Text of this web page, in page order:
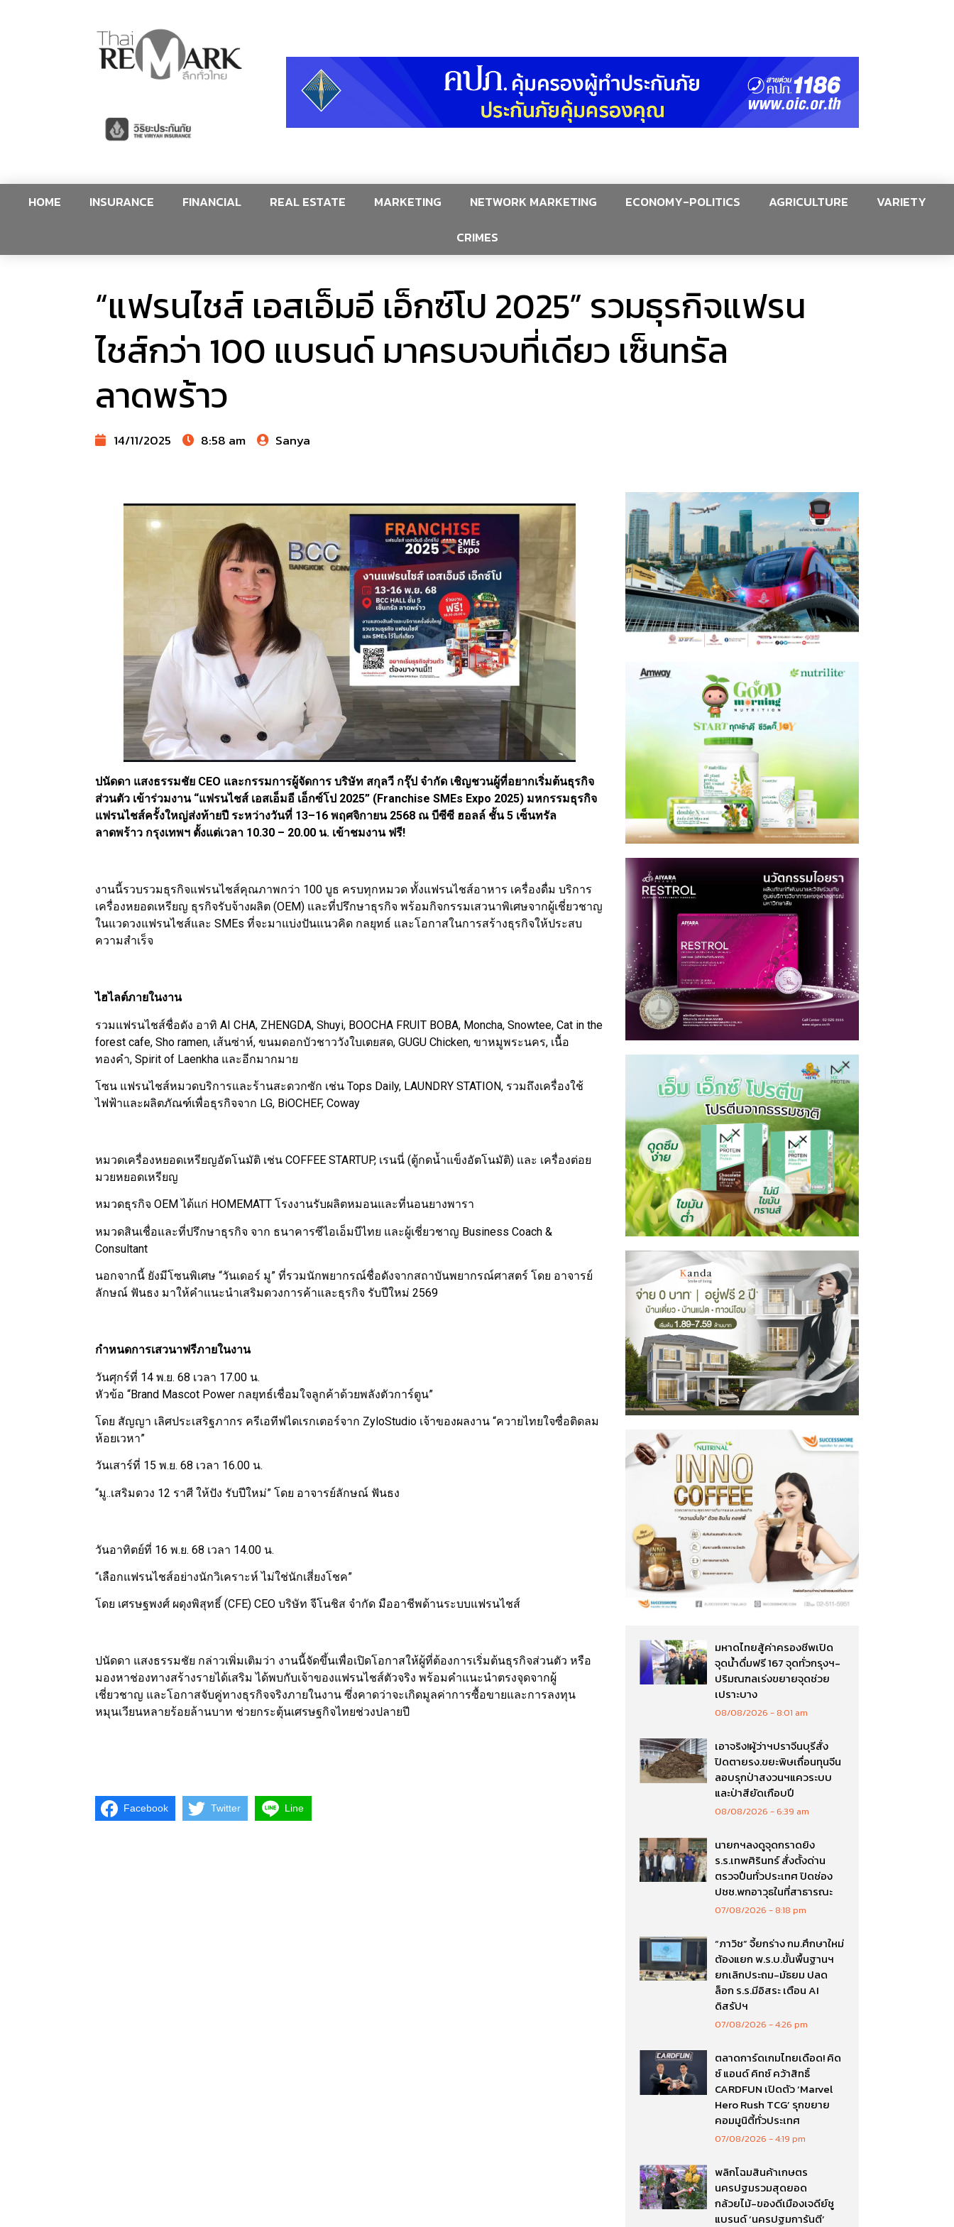
HOME INSURANCE FINANCIAL REAL ESTATE MARKETING NETWORK MARKETING ECONOMY-POLITICS AGRICULTURE
VARIETY
CRIMES
“แฟรนไชส์ เอสเอ็มอี เอ็กซ์โป 2025” รวมธุรกิจแฟรน
ไชส์กว่า 100 แบรนด์ มาครบจบที่เดียว เซ็นทรัล
ลาดพร้าว
14/11/2025 8:58 am Sanya
ปนัดดา แสงธรรมชัย CEO และกรรมการผู้จัดการ บริษัท สกุลวี กรุ๊ป จำกัด เชิญชวนผู้ที่อยากเริ่มต้นธุรกิจ
ส่วนตัว เข้าร่วมงาน “แฟรนไชส์ เอสเอ็มอี เอ็กซ์โป 2025” (Franchise SMEs Expo 2025) มหกรรมธุรกิจ
แฟรนไชส์ครั้งใหญ่ส่งท้ายปี ระหว่างวันที่ 13–16 พฤศจิกายน 2568 ณ บีซีซี ฮอลล์ ชั้น 5 เซ็นทรัล
ลาดพร้าว กรุงเทพฯ ตั้งแต่เวลา 10.30 – 20.00 น. เข้าชมงาน ฟรี!
งานนี้รวบรวมธุรกิจแฟรนไชส์คุณภาพกว่า 100 บูธ ครบทุกหมวด ทั้งแฟรนไชส์อาหาร เครื่องดื่ม บริการ
เครื่องหยอดเหรียญ ธุรกิจรับจ้างผลิต (OEM) และที่ปรึกษาธุรกิจ พร้อมกิจกรรมเสวนาพิเศษจากผู้เชี่ยวชาญ
ในแวดวงแฟรนไชส์และ SMEs ที่จะมาแบ่งปันแนวคิด กลยุทธ์ และโอกาสในการสร้างธุรกิจให้ประสบ
ความสำเร็จ
ไฮไลต์ภายในงาน
รวมแฟรนไชส์ชื่อดัง อาทิ AI CHA, ZHENGDA, Shuyi, BOOCHA FRUIT BOBA, Moncha, Snowtee, Cat in the
forest cafe, Sho ramen, เส้นซ่าห์, ขนมดอกบัวชาววังใบเตยสด, GUGU Chicken, ขาหมูพระนคร, เนื้อ
ทองคำ, Spirit of Laenkha และอีกมากมาย
โซน แฟรนไชส์หมวดบริการและร้านสะดวกซัก เช่น Tops Daily, LAUNDRY STATION, รวมถึงเครื่องใช้
ไฟฟ้าและผลิตภัณฑ์เพื่อธุรกิจจาก LG, BiOCHEF, Coway
หมวดเครื่องหยอดเหรียญอัตโนมัติ เช่น COFFEE STARTUP, เรนนี่ (ตู้กดน้ำแข็งอัตโนมัติ) และ เครื่องต่อย
มวยหยอดเหรียญ
หมวดธุรกิจ OEM ได้แก่ HOMEMATT โรงงานรับผลิตหมอนและที่นอนยางพารา
หมวดสินเชื่อและที่ปรึกษาธุรกิจ จาก ธนาคารซีไอเอ็มบีไทย และผู้เชี่ยวชาญ Business Coach &
Consultant
นอกจากนี้ ยังมีโซนพิเศษ “วันเดอร์ มู” ที่รวมนักพยากรณ์ชื่อดังจากสถาบันพยากรณ์ศาสตร์ โดย อาจารย์
ลักษณ์ ฟันธง มาให้คำแนะนำเสริมดวงการค้าและธุรกิจ รับปีใหม่ 2569
กำหนดการเสวนาฟรีภายในงาน
วันศุกร์ที่ 14 พ.ย. 68 เวลา 17.00 น.
หัวข้อ “Brand Mascot Power กลยุทธ์เชื่อมใจลูกค้าด้วยพลังตัวการ์ตูน”
โดย สัญญา เลิศประเสริฐภากร ครีเอทีฟไดเรกเตอร์จาก ZyloStudio เจ้าของผลงาน “ควายไทยใจซื่อติดลม
ห้อยเวหา”
วันเสาร์ที่ 15 พ.ย. 68 เวลา 16.00 น.
“มู..เสริมดวง 12 ราศี ให้ปัง รับปีใหม่” โดย อาจารย์ลักษณ์ ฟันธง
วันอาทิตย์ที่ 16 พ.ย. 68 เวลา 14.00 น.
“เลือกแฟรนไชส์อย่างนักวิเคราะห์ ไม่ใช่นักเสี่ยงโชค”
โดย เศรษฐพงศ์ ผดุงพิสุทธิ์ (CFE) CEO บริษัท จีโนชิส จำกัด มืออาชีพด้านระบบแฟรนไชส์
ปนัดดา แสงธรรมชัย กล่าวเพิ่มเติมว่า งานนี้จัดขึ้นเพื่อเปิดโอกาสให้ผู้ที่ต้องการเริ่มต้นธุรกิจส่วนตัว หรือ
มองหาช่องทางสร้างรายได้เสริม ได้พบกับเจ้าของแฟรนไชส์ตัวจริง พร้อมคำแนะนำตรงจุดจากผู้
เชี่ยวชาญ และโอกาสจับคู่ทางธุรกิจจริงภายในงาน ซึ่งคาดว่าจะเกิดมูลค่าการซื้อขายและการลงทุน
หมุนเวียนหลายร้อยล้านบาท ช่วยกระตุ้นเศรษฐกิจไทยช่วงปลายปี
Facebook Twitter Line
มหาดไทยสู้ค่าครองชีพเปิด
จุดน้ำดื่มฟรี 167 จุดทั่วกรุงฯ-
ปริมณฑลเร่งขยายจุดช่วย
เปราะบาง
08/08/2026 8:01 am
เอาจริง!ผู้ว่าฯปราจีนบุรีสั่ง
ปิดตายรง.ขยะพิษเถื่อนทุนจีน
ลอบรุกป่าสงวนฯแควระบบ
และป่าสียัดเกือบปี
08/08/2026 6:39 am
นายกฯลงดูจุดกราดยิง
ร.ร.เทพศิรินทร์ สั่งตั้งด่าน
ตรวจปืนทั่วประเทศ ปิดช่อง
ปชช.พกอาวุธในที่สาธารณะ
07/08/2026 8:18 pm
“ภาวิช” จี้ยกร่าง กม.ศึกษาใหม่
ต้องแยก พ.ร.บ.ขั้นพื้นฐานฯ
ยกเลิกประถม-มัธยม ปลด
ล็อก ร.ร.มีอิสระ เตือน AI
ดิสรัปฯ
07/08/2026 4:26 pm
ตลาดการ์ดเกมไทยเดือด! คิด
ซ์ แอนด์ คิทซ์ คว้าสิทธิ์
CARDFUN เปิดตัว ‘Marvel
Hero Rush TCG’ รุกขยาย
คอมมูนิตี้ทั่วประเทศ
07/08/2026 4:19 pm
พลิกโฉมสินค้าเกษตร
นครปฐมรวมสุดยอด
กล้วยไม้-ของดีเมืองเจดีย์ชู
แบรนด์ ‘นครปฐมการันตี’